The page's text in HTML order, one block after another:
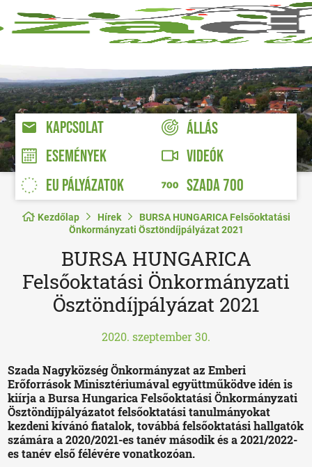
KAPCSOLAT
ÁLLÁS
ESEMÉNYEK
VIDEÓK
EU PÁLYÁZATOK
SZADA 700
Kezdőlap Hírek
BURSA HUNGARICA Felsőoktatási
Önkormányzati Ösztöndíjpályázat 2021
BURSA HUNGARICA
Felsőoktatási Önkormányzati
Ösztöndíjpályázat 2021
2020. szeptember 30.
Szada Nagyközség Önkormányzat az Emberi
Erőforrások Minisztériumával együttműködve idén is
kiírja a Bursa Hungarica Felsőoktatási Önkormányzati
Ösztöndíjpályázatot felsőoktatási tanulmányokat
kezdeni kívánó fiatalok, továbbá felsőoktatási hallgatók
számára a 2020/2021-es tanév második és a 2021/2022-
es tanév első félévére vonatkozóan.